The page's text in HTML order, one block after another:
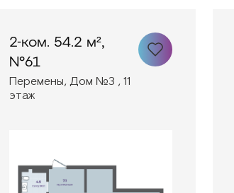
2-ком. 54.2 м²,
№61
Перемены, Дом №3 , 11
этаж